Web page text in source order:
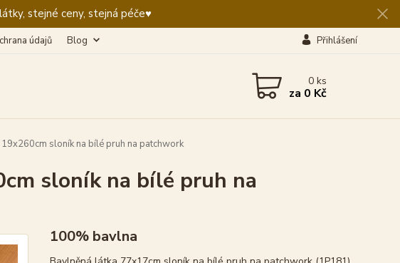
stejné ceny, stejná péče♥️
údajů Blog Přihlášení
0ks
za 0 Kč
sloník na bílé pruh na patchwork
sloník na bílé pruh na
100% bavlna